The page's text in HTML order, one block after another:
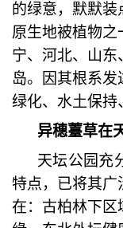
的绿意，默默装
原生地被植物之
宁、河北、山东
岛。因其根系
绿化、水土保持
异穗薹草在
天坛公园充
特点，已将其广
在：古柏林下区